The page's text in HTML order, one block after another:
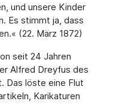
und unsere Kinder
Es stimmt ja, dass
(22. März 1872)
seit 24 Jahren
Alfred Dreyfus des
Das löste eine Flut
Karikaturen